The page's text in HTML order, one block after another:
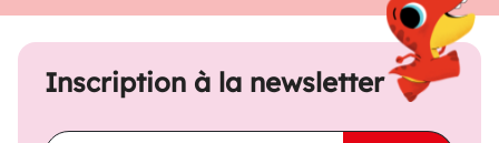
Inscription à la newsletter